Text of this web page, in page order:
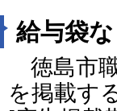
給与袋
徳島市
を掲載す